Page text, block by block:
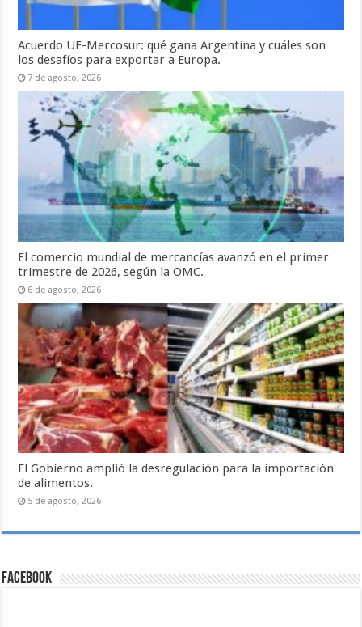
Acuerdo UE-Mercosur: qué gana Argentina y cuáles son
los desafíos para exportar a Europa.
7 de agosto, 2026
El comercio mundial de mercancías avanzó en el primer
trimestre de 2026, según la OMC.
6 de agosto, 2026
El Gobierno amplió la desregulación para la importación
de alimentos.
5 de agosto, 2026
Facebook